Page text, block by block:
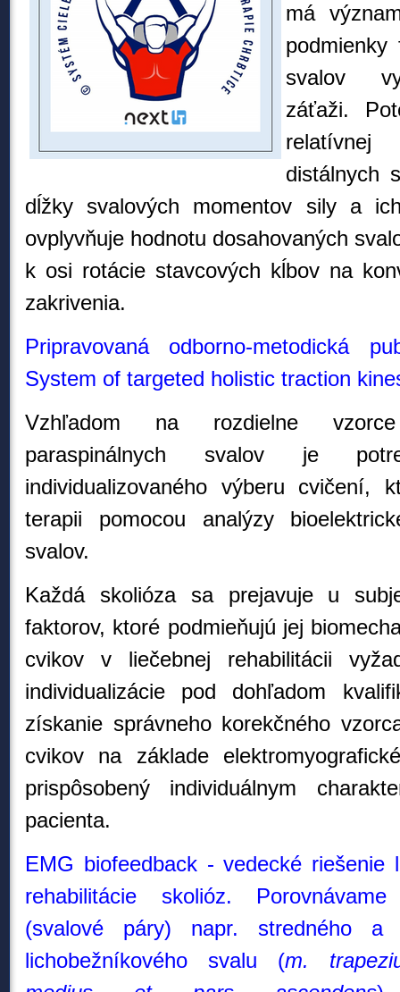
má
podmienky
svalov
záťaži.
relatívnej
distálnych
dĺžky svalových momentov sily a
ovplyvňuje hodnotu dosahovaných
k osi rotácie stavcových kĺbov na
zakrivenia.
Pripravovaná odborno-metodická
System of targeted holistic traction
Vzhľadom na rozdielne
paraspinálnych svalov je
individualizovaného výberu cvičení,
terapii pomocou analýzy
svalov.
Každá skolióza sa prejavuje u
faktorov, ktoré podmieňujú jej
cvikov v liečebnej rehabilitácii
individualizácie pod dohľadom
získanie správneho korekčného
cvikov na základe
prispôsobený individuálnym
pacienta.
EMG biofeedback - vedecké riešenie
rehabilitácie skolióz. Porovnávame
(svalové páry) napr. stredného a
lichobežníkového svalu (m.